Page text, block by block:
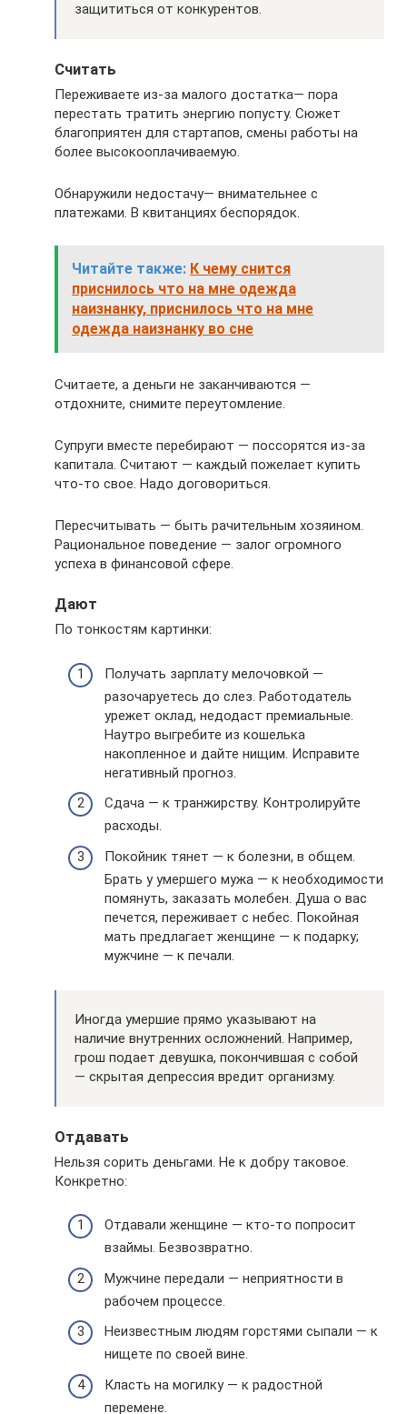
защититься от конкурентов.
Считать
Переживаете из-за малого достатка— пора
перестать тратить энергию попусту. Сюжет
благоприятен для стартапов, смены работы на
более высокооплачиваемую.
Обнаружили недостачу— внимательнее с
платежами. В квитанциях беспорядок.
Читайте также: К чему снится
приснилось что на мне одежда
наизнанку, приснилось что на мне
одежда наизнанку во сне
Считаете, а деньги не заканчиваются —
отдохните, снимите переутомление.
Супруги вместе перебирают — поссорятся из-за
капитала. Считают — каждый пожелает купить
что-то свое. Надо договориться.
Пересчитывать — быть рачительным хозяином.
Рациональное поведение — залог огромного
успеха в финансовой сфере.
Дают
По тонкостям картинки:
Получать зарплату мелочовкой —
разочаруетесь до слез. Работодатель
урежет оклад, недодаст премиальные.
Наутро выгребите из кошелька
накопленное и дайте нищим. Исправите
негативный прогноз.
Сдача — к транжирству. Контролируйте
расходы.
Покойник тянет — к болезни, в общем.
Брать у умершего мужа — к необходимости
помянуть, заказать молебен. Душа о вас
печется, переживает с небес. Покойная
мать предлагает женщине — к подарку;
мужчине — к печали.
Иногда умершие прямо указывают на
наличие внутренних осложнений. Например,
грош подает девушка, покончившая с собой
— скрытая депрессия вредит организму.
Отдавать
Нельзя сорить деньгами. Не к добру таковое.
Конкретно:
Отдавали женщине — кто-то попросит
взаймы. Безвозвратно.
Мужчине передали — неприятности в
рабочем процессе.
Неизвестным людям горстями сыпали — к
нищете по своей вине.
Класть на могилку — к радостной
перемене.